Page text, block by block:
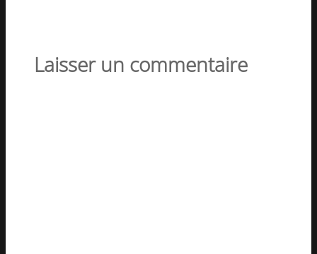
Laisser un commentaire